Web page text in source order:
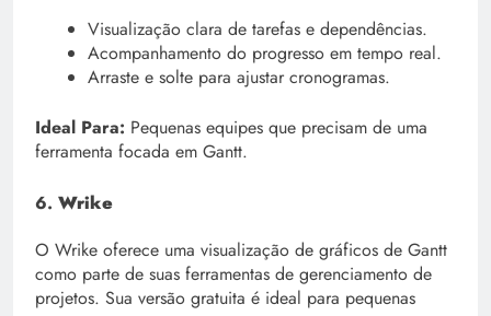
Visualização clara de tarefas e dependências.
Acompanhamento do progresso em tempo real.
Arraste e solte para ajustar cronogramas.
Ideal Para: Pequenas equipes que precisam de uma
ferramenta focada em Gantt.
6. Wrike
O Wrike oferece uma visualização de gráficos de Gantt
como parte de suas ferramentas de gerenciamento de
projetos. Sua versão gratuita é ideal para pequenas